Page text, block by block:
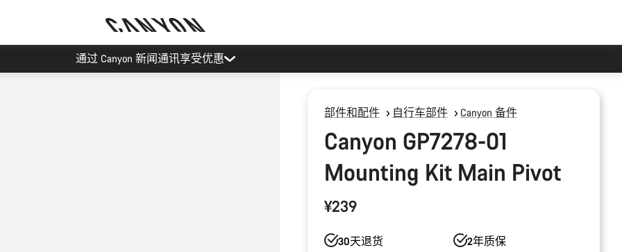
通过 Canyon 新闻通讯享受优惠
部件和配件 自行车部件 Canyon 备件
Canyon GP7278-01
Mounting Kit Main Pivot
¥239
30天退货 2年质保